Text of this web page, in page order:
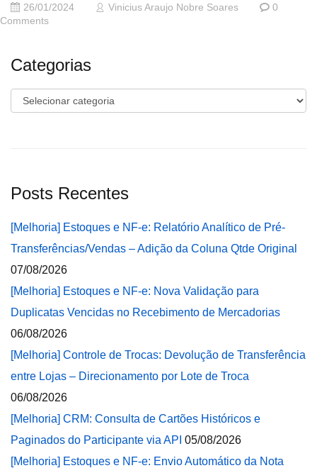
26/01/2024 Vinicius Araujo Nobre Soares
0
Comments
Categorias
Categorias
Posts Recentes
[Melhoria] Estoques e NF-e: Relatório Analítico de Pré-
Transferências/Vendas – Adição da Coluna Qtde Original
07/08/2026
[Melhoria] Estoques e NF-e: Nova Validação para
Duplicatas Vencidas no Recebimento de Mercadorias
06/08/2026
[Melhoria] Controle de Trocas: Devolução de Transferência
entre Lojas – Direcionamento por Lote de Troca
06/08/2026
[Melhoria] CRM: Consulta de Cartões Históricos e
Paginados do Participante via API 05/08/2026
[Melhoria] Estoques e NF-e: Envio Automático da Nota